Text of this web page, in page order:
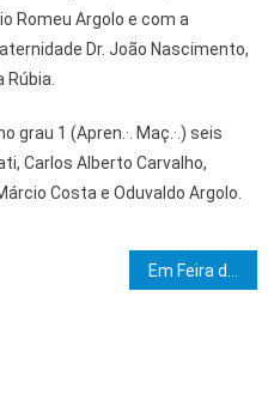
Romeu Argolo e com a
Dr. João Nascimento,
grau 1 (Apren.·. Maç.·.) seis
Carlos Alberto Carvalho,
Costa e Oduvaldo Argolo.